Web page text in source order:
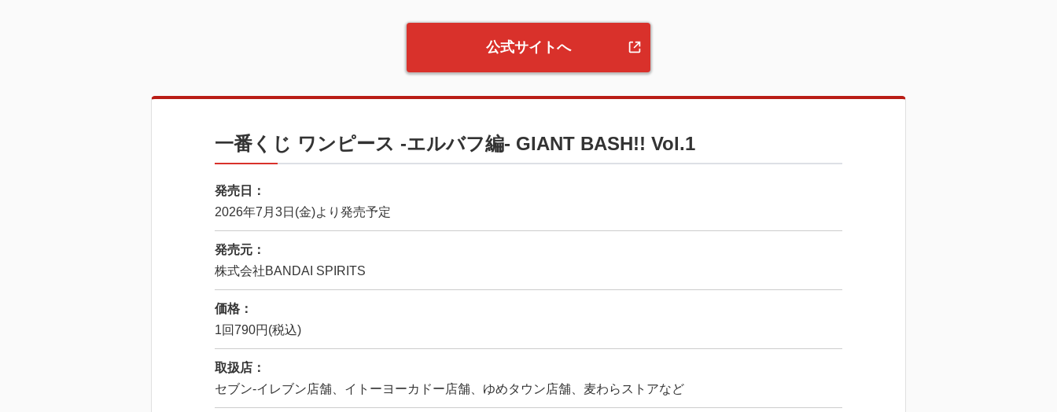
公式サイトへ
一番くじ ワンピース -エルバフ編- GIANT BASH!! Vol.1
発売日：
2026年7月3日(金)より発売予定
発売元：
株式会社BANDAI SPIRITS
価格：
1回790円(税込)
取扱店：
セブン‐イレブン店舗、イトーヨーカドー店舗、ゆめタウン店舗、麦わらストアなど